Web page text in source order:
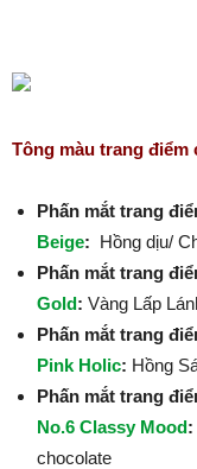
Tông màu trang
Phấn mắt trang
Beige: Hồng dịu/
Phấn mắt trang
Gold: Vàng Lấp
Phấn mắt trang
Pink Holic: Hồng
Phấn mắt trang
No.6 Classy Mood:
chocolate